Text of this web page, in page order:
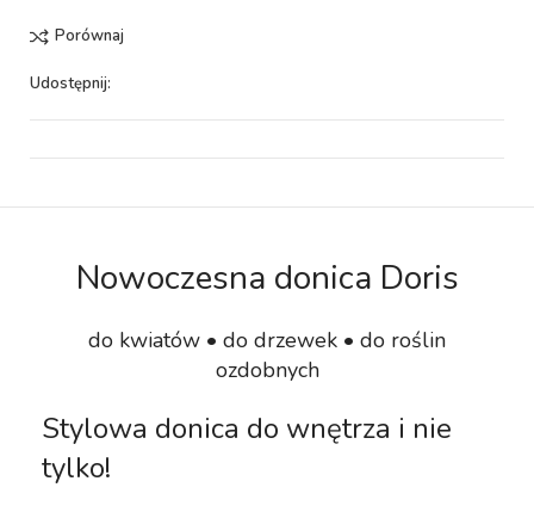
Porównaj
Udostępnij:
Nowoczesna donica Doris
do kwiatów • do drzewek • do roślin
ozdobnych
Stylowa donica do wnętrza i nie
tylko!